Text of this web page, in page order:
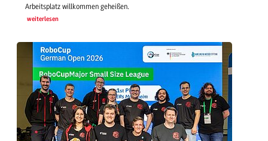
Arbeitsplatz willkommen geheißen.
weiterlesen